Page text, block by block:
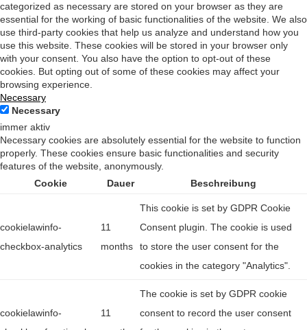
categorized as necessary are stored on your browser as they are
essential for the working of basic functionalities of the website. We also
use third-party cookies that help us analyze and understand how you
use this website. These cookies will be stored in your browser only
with your consent. You also have the option to opt-out of these
cookies. But opting out of some of these cookies may affect your
browsing experience.
Necessary
Necessary
immer aktiv
Necessary cookies are absolutely essential for the website to function
properly. These cookies ensure basic functionalities and security
features of the website, anonymously.
Cookie
Dauer Beschreibung
cookielawinfo-
checkbox-analytics
11
months
This cookie is set by GDPR Cookie
Consent plugin. The cookie is used
to store the user consent for the
cookies in the category "Analytics".
cookielawinfo-
11
The cookie is set by GDPR cookie
consent to record the user consent